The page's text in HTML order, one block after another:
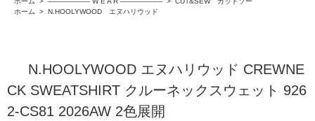
ホーム
> N.HOOLYWOOD エヌハリウッド
N.HOOLYWOOD エヌハリウッド CREWNE
CK SWEATSHIRT クルーネックスウェット 926
2-CS81 2026AW 2色展開